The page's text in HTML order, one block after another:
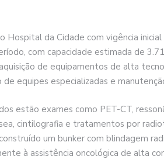
Hospital da Cidade com vigência
com capacidade estimada de
de equipamentos de alta
equipes especializadas e
estão exames como PET-CT,
cintilografia e tratamentos por
um bunker com blindagem
à assistência oncológica de alta